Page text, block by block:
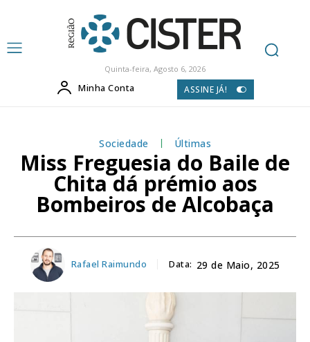
Quinta-feira, Agosto 6, 2026
Minha Conta ASSINE JÁ!
Sociedade Últimas
Miss Freguesia do Baile de
Chita dá prémio aos
Bombeiros de Alcobaça
Rafael Raimundo Data: 29 de Maio, 2025